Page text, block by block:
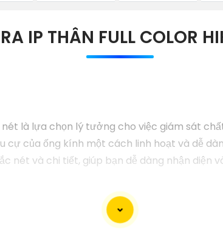
IP THÂN FULL COLOR
là lựa chọn lý tưởng cho việc giám sát
cự của ống kính một cách linh hoạt và dễ
nét và chi tiết, giúp bạn dễ dàng nhận diện